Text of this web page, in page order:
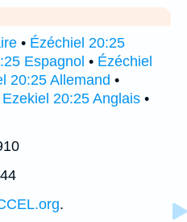
• Ézéchiel 20:25
Espagnol • Ézéchiel
20:25 Allemand •
Ezekiel 20:25 Anglais •
.